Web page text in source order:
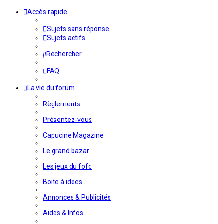
Accès rapide
Sujets sans réponse
Sujets actifs
Rechercher
FAQ
La vie du forum
Règlements
Présentez-vous
Capucine Magazine
Le grand bazar
Les jeux du fofo
Boite à idées
Annonces & Publicités
Aides & Infos